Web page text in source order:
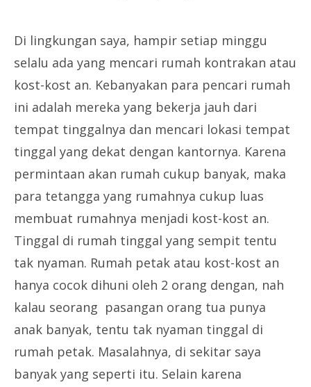
Di lingkungan saya, hampir setiap minggu
selalu ada yang mencari rumah kontrakan atau
kost-kost an. Kebanyakan para pencari rumah
ini adalah mereka yang bekerja jauh dari
tempat tinggalnya dan mencari lokasi tempat
tinggal yang dekat dengan kantornya. Karena
permintaan akan rumah cukup banyak, maka
para tetangga yang rumahnya cukup luas
membuat rumahnya menjadi kost-kost an.
Tinggal di rumah tinggal yang sempit tentu
tak nyaman. Rumah petak atau kost-kost an
hanya cocok dihuni oleh 2 orang dengan, nah
kalau seorang pasangan orang tua punya
anak banyak, tentu tak nyaman tinggal di
rumah petak. Masalahnya, di sekitar saya
banyak yang seperti itu. Selain karena